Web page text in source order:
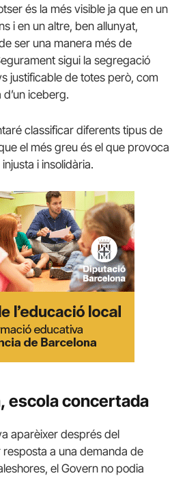
és la més visible ja que en un
i en un altre, ben allunyat,
ser una manera més de
sigui la segregació
justificable de totes però, com
iceberg.
classificar diferents tipus de
el més greu és el que provoca
i insolidària.
escola concertada
aparèixer després del
a una demanda de
el Govern no podia